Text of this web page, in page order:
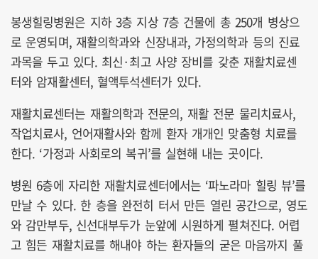
봉생힐링병원은 지하 3층 지상 7층 건물에 총 250개 병상으
로 운영되며, 재활의학과와 신장내과, 가정의학과 등의 진료
과목을 두고 있다. 최신·최고 사양 장비를 갖춘 재활치료센
터와 암재활센터, 혈액투석센터가 있다.
재활치료센터는 재활의학과 전문의, 재활 전문 물리치료사,
작업치료사, 언어재활사와 함께 환자 개개인 맞춤형 치료를
한다. ‘가정과 사회로의 복귀’를 실현해 내는 곳이다.
병원 6층에 자리한 재활치료센터에서는 ‘파노라마 힐링 뷰’를
만날 수 있다. 한 층을 완전히 터서 만든 열린 공간으로, 영도
와 감만부두, 신선대부두가 눈앞에 시원하게 펼쳐진다. 어렵
고 힘든 재활치료를 해내야 하는 환자들의 굳은 마음까지 풀